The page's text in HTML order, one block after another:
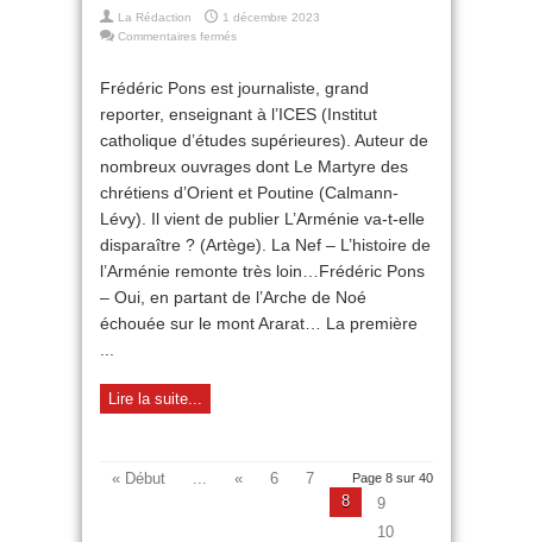
La Rédaction
1 décembre 2023
Commentaires fermés
t-
elle
Frédéric Pons est journaliste, grand
reporter, enseignant à l’ICES (Institut
catholique d’études supérieures). Auteur de
nombreux ouvrages dont Le Martyre des
chrétiens d’Orient et Poutine (Calmann-
Lévy). Il vient de publier L’Arménie va-t-elle
disparaître ? (Artège). La Nef – L’histoire de
l’Arménie remonte très loin…Frédéric Pons
– Oui, en partant de l’Arche de Noé
échouée sur le mont Ararat… La première
Lire la suite...
Page 8 sur 40
« Début ... « 6
7
8
9
10